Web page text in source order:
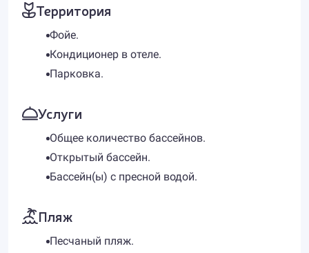
Территория
Фойе.
Кондиционер в отеле.
Парковка.
Услуги
Общее количество бассейнов.
Открытый бассейн.
Бассейн(ы) с пресной водой.
Пляж
Песчаный пляж.